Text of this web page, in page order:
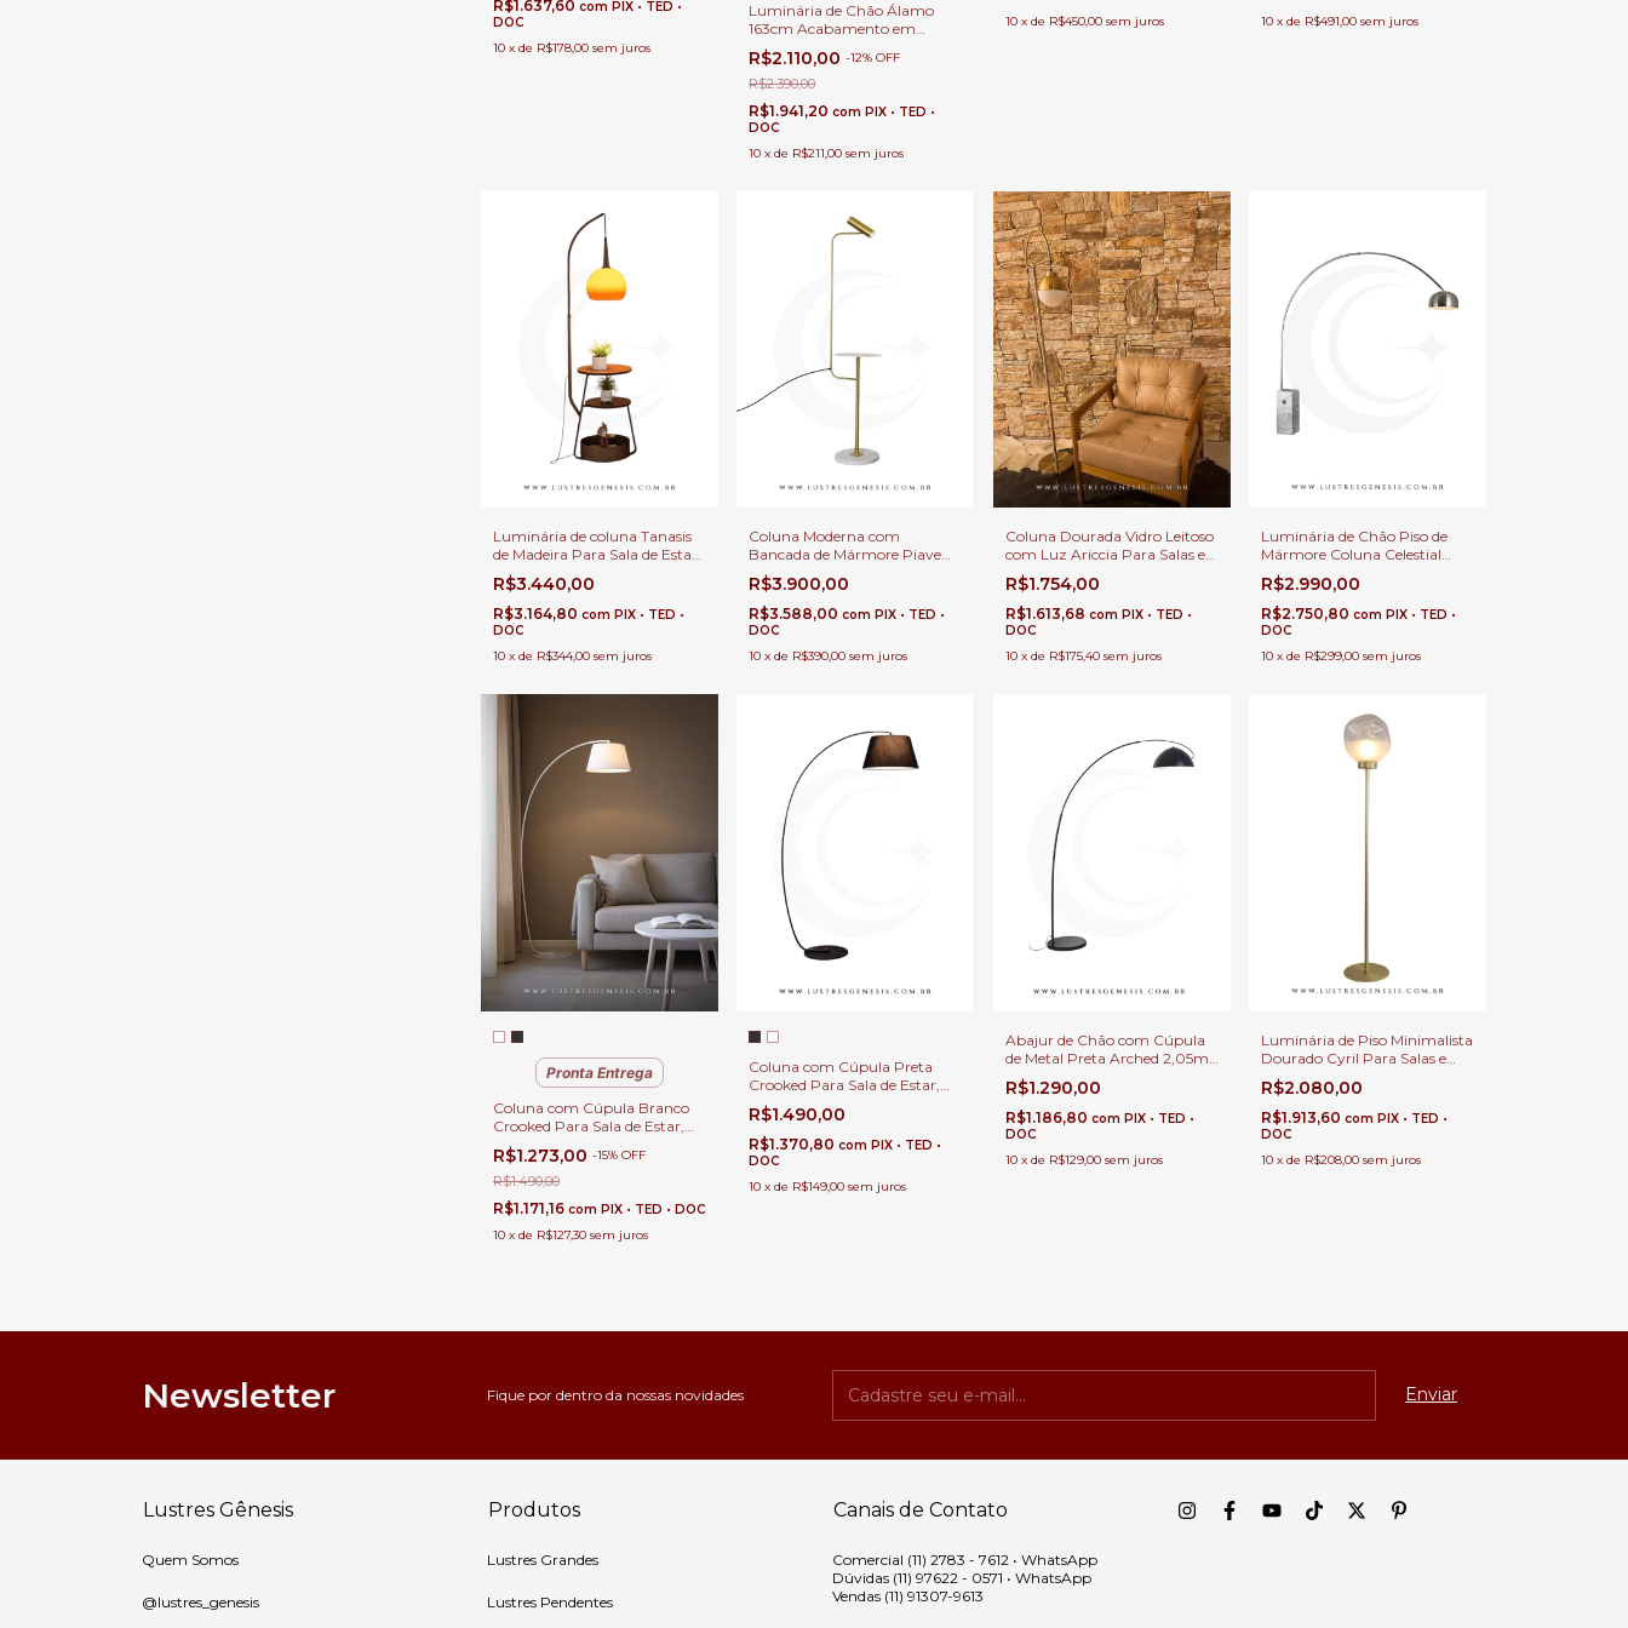
R$1.637,60 com PIX • TED •
DOC
10 x de R$178,00 sem juros
Luminária de Chão Álamo
163cm Acabamento em
Madeira Para Leitura,
Quartos, Escritórios e Áreas
Internas
R$2.110,00-12%OFF
R$2.390,00
R$1.941,20com PIX • TED •
DOC
10 xde R$211,00 sem juros
10 x de R$450,00 sem juros
10 x de R$491,00 sem juros
Luminária de coluna Tanasis
de Madeira Para Sala de Estar,
Quartos e Escritórios
R$3.440,00
R$3.164,80 com PIX • TED •
DOC
10 x de R$344,00 sem juros
Coluna Moderna com
Bancada de Mármore Piave
Dourado Para Sala de Estar,
Quartos e Escritórios
R$3.900,00
R$3.588,00com PIX • TED •
DOC
10 xde R$390,00 sem juros
Coluna Dourada Vidro Leitoso
com Luz Ariccia Para Salas e
Quartos
R$1.754,00
R$1.613,68 com PIX • TED •
DOC
10 x de R$175,40 sem juros
Luminária de Chão Piso de
Mármore Coluna Celestial
Para Sala de Estar, Quartos e
Escritórios
R$2.990,00
R$2.750,80 com PIX • TED •
DOC
10 x de R$299,00 sem juros
Pronta Entrega
Coluna com Cúpula Branco
Crooked Para Sala de Estar,
Quartos e Escritórios • Sindora
R$1.273,00 -15% OFF
R$1.490,00
R$1.171,16 com PIX • TED • DOC
10 x de R$127,30 sem juros
Coluna com Cúpula Preta
Crooked Para Sala de Estar,
Quartos e Escritórios
R$1.490,00
R$1.370,80com PIX • TED •
DOC
10 xde R$149,00 sem juros
Abajur de Chão com Cúpula
de Metal Preta Arched 2,05m
Para Sala de Estar, Quartos e
Escritórios
R$1.290,00
R$1.186,80 com PIX • TED •
DOC
10 x de R$129,00 sem juros
Luminária de Piso Minimalista
Dourado Cyril Para Salas e
Quartos
R$2.080,00
R$1.913,60 com PIX • TED •
DOC
10 x de R$208,00 sem juros
Newsletter Fique por dentro da nossas novidades
Lustres Gênesis
Quem Somos
@lustres_genesis
Produtos
Lustres Grandes
Lustres Pendentes
Canais de Contato
Comercial (11) 2783 - 7612 • WhatsApp
Dúvidas (11) 97622 - 0571 • WhatsApp
Vendas (11) 91307-9613